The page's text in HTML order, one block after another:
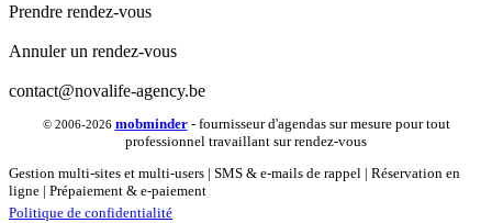
Prendre rendez-vous
Annuler un rendez-vous
contact@novalife-agency.be
© 2006-2026 mobminder- fournisseur d'agendas sur mesure pour tout
professionnel travaillant sur rendez-vous
Gestion multi-sites et multi-users | SMS & e-mails de rappel | Réservation en
ligne | Prépaiement & e-paiement
Politique de confidentialité